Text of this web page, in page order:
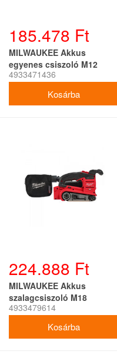
185.478 Ft
MILWAUKEE Akkus
egyenes csiszoló M12
FDGS-422B (1 x 4,0 Ah
4933471436
224.888 Ft
MILWAUKEE Akkus
szalagcsiszoló M18
FBTS75-0 (akku + töltő
4933479614